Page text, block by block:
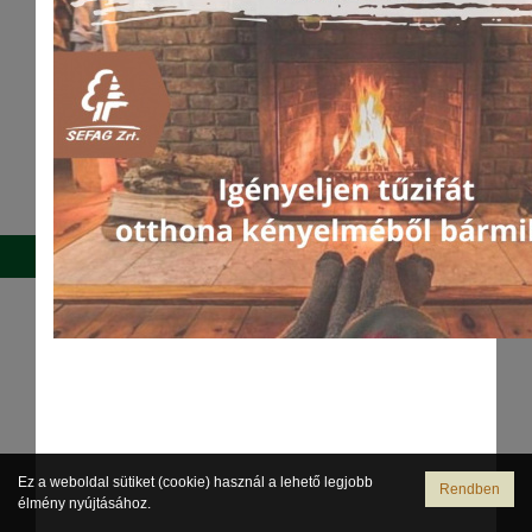
Postafiók dolgozóknak Váltás teljes verzióra
Rendben
Ez a weboldal sütiket (cookie) használ a lehető legjobb
élmény nyújtásához.